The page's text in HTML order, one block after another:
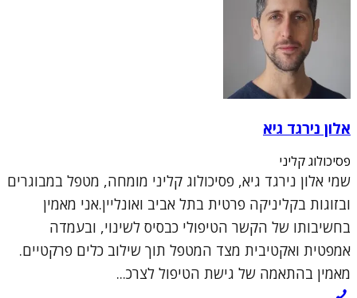
אלון נירגד גיא
פסיכולוג קליני
שמי אלון נירגד גיא, פסיכולוג קליני מומחה, מטפל במבוגרים
ובזוגות בקליניקה פרטית בתל אביב ואונליין.אני מאמין
בחשיבותו של הקשר הטיפולי כבסיס לשינוי, ובעמדה
אמפטית ואקטיבית מצד המטפל תוך שילוב כלים פרקטיים.
מאמין בהתאמה של גישת הטיפול לצרכ...